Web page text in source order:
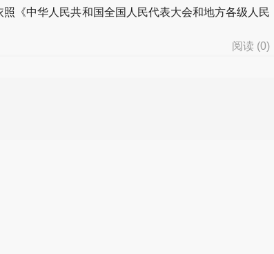
《中华人民共和国全国人民代表大会和地方各级人民
阅读 (0)